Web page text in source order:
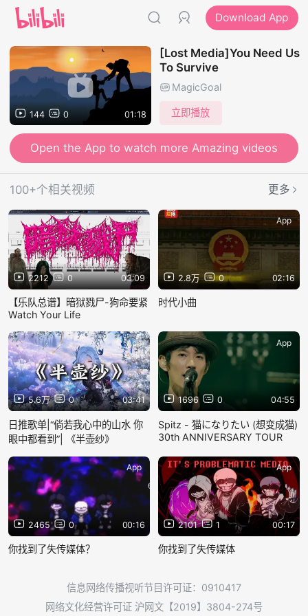
Download App
144 0 01:18
[Lost Media]You Need Us
To Survive
MagicGoal
立即播放
Open the App to watch more Amazing videos
100+个相关视频 更多
2212 0 03:09
App
【乐队总谱】暗狱戮尸-狗命要紧
Watch Your Life
2.8万 0 02:16
App
时代小曲
5.6万 0 03:41
App
日推歌单|“倘若我心中的山水 你
眼中都看到”| 《半壶纱》
1696 0 04:55
App
Spitz - 猫になりたい (想变成猫)
30th ANNIVERSARY TOUR
2465 0 00:16
App
你找到了失传媒体？
2101 1 00:17
App
你找到了失传媒体
信息网络传播视听节目许可证：0910417
网络文化经营许可证 沪网文【2019】3804-274号